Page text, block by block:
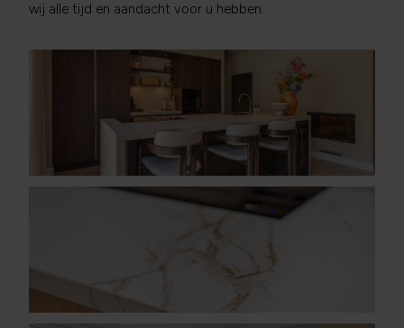
wij alle tijd en aandacht voor u hebben.